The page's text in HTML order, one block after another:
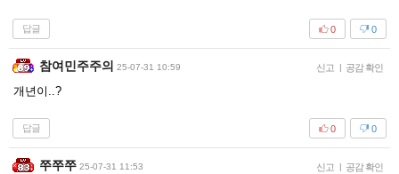
답글 0
0
참여민주주의 25-07-31 10:59 신고 공감 확인
개년이..?
답글 0
0
쭈쭈쭈 25-07-31 11:53 신고 공감 확인